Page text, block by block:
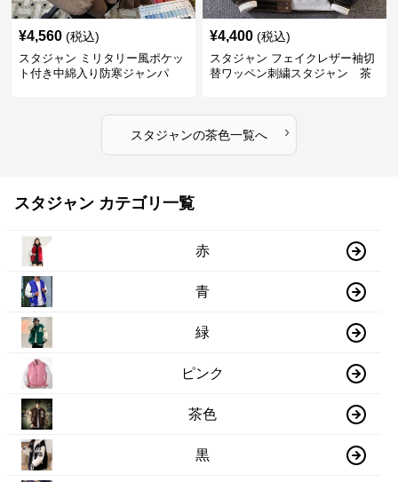
¥4,560 (税込)
スタジャン ミリタリー風ポケッ
ト付き中綿入り防寒ジャンパ
¥4,400 (税込)
スタジャン フェイクレザー袖切
替ワッペン刺繍スタジャン 茶
スタジャンの茶色一覧へ ›
スタジャン カテゴリ一覧
赤
青
緑
ピンク
茶色
黒